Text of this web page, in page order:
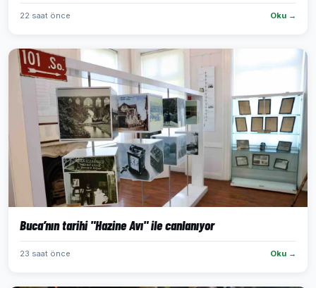
22 saat önce Oku →
Buca’nın tarihi "Hazine Avı" ile canlanıyor
23 saat önce Oku →